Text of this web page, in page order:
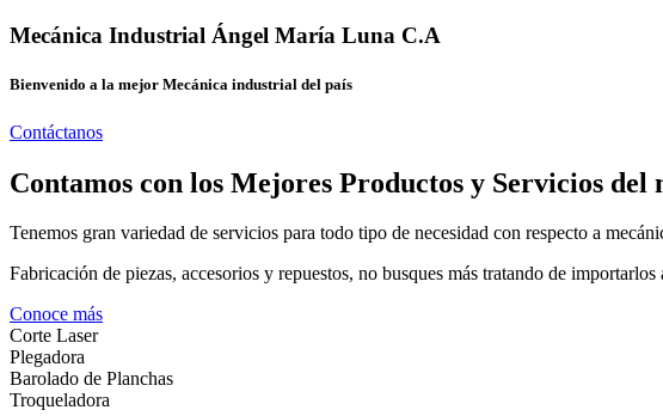
Mecánica Industrial Ángel María Luna C.A
Bienvenido a la mejor Mecánica industrial del país
Contáctanos
Contamos con los Mejores Productos y Servicios del
Tenemos gran variedad de servicios para todo tipo de necesidad con respecto a
Fabricación de piezas, accesorios y repuestos, no busques más tratando de
Conoce más
Corte Laser
Plegadora
Barolado de Planchas
Troqueladora